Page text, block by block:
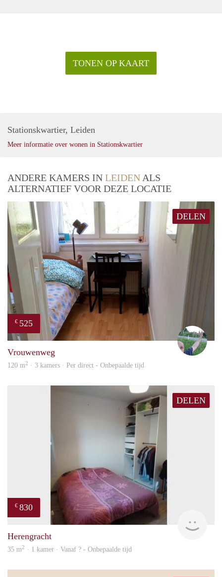
TONEN OP KAART
Stationskwartier, Leiden
Meer informatie over wonen in Stationskwartier
ANDERE KAMERS IN LEIDEN ALS
ALTERNATIEF VOOR DEZE LOCATIE
DELEN
€ 525
Vrouwenweg
120 m2 · 3 kamers · Per direct - Onbepaalde tijd
DELEN
€ 830
Herengracht
35 m2 · 1 kamer · Vanaf ? - Onbepaalde tijd